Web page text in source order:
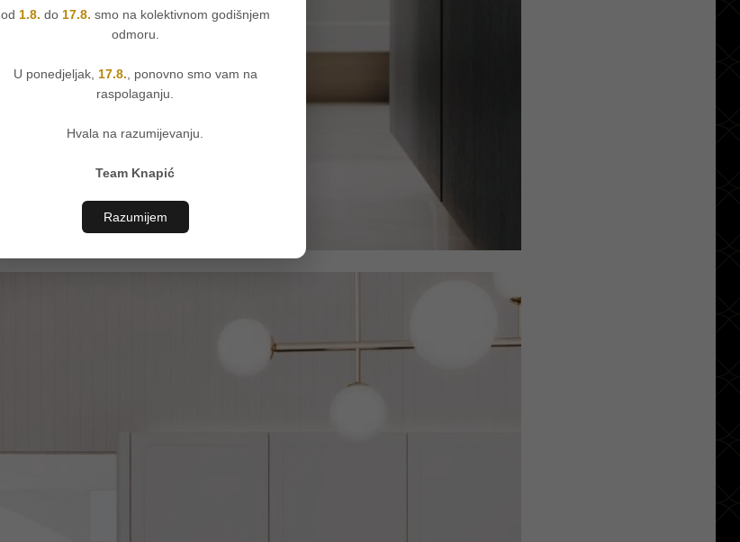
od 1.8. do 17.8. smo na kolektivnom godišnjem
odmoru.
U ponedjeljak, 17.8. , ponovno smo vam na
raspolaganju.
Hvala na razumijevanju.
Team Knapić
Razumijem